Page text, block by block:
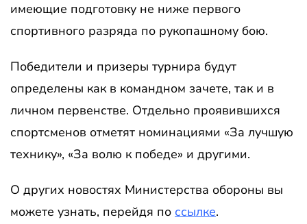
имеющие подготовку не ниже первого
спортивного разряда по рукопашному бою.
Победители и призеры турнира будут
определены как в командном зачете, так и в
личном первенстве. Отдельно проявившихся
спортсменов отметят номинациями «За лучшую
технику», «За волю к победе» и другими.
О других новостях Министерства обороны вы
можете узнать, перейдя по ссылке.